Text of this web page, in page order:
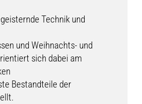
Technik und
und Weihnachts- und
sich dabei am
Bestandteile der